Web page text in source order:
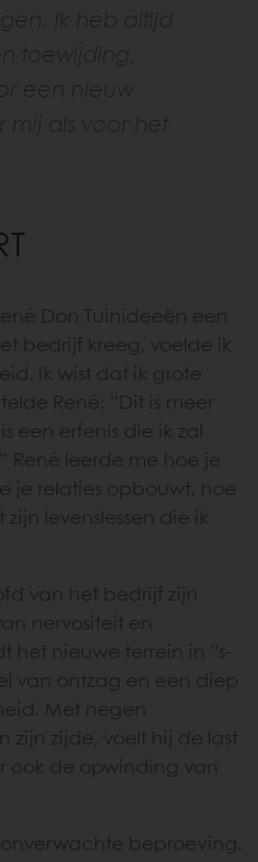
Ik heb altijd
toewijding,
een nieuw
mij als voor het
Don Tuinideeën een
bedrijf kreeg, voelde ik
Ik wist dat ik grote
René: “Dit is meer
een erfenis die ik zal
René leerde me hoe je
je relaties opbouwt, hoe
levenslessen die ik
van het bedrijf zijn
nervositeit en
het nieuwe terrein in ’'s-
van ontzag en een diep
Met negen
zijn zijde, voelt hij de last
ook de opwinding van
beproeving.